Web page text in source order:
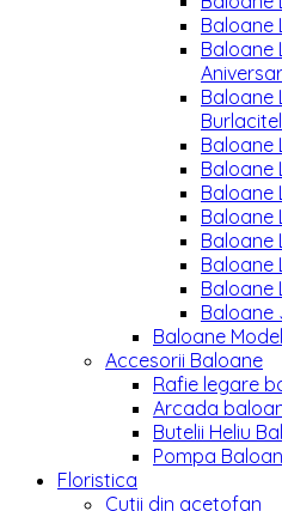
Baloane
Baloane
Baloane
Baloane
Baloane
Baloane
Baloane
Baloane
Baloane
Baloane
Baloane
Baloane
Accesorii Baloane
Rafie legare
Arcada
Butelii Heliu
Pompa
Floristica
Cutii din acetofan